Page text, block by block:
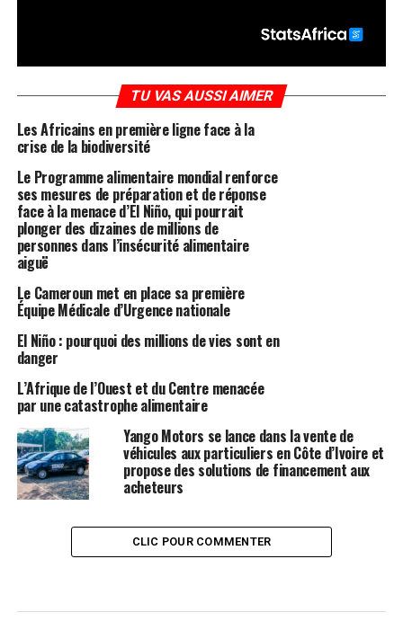
TU VAS AUSSI AIMER
Les Africains en première ligne face à la
crise de la biodiversité
Le Programme alimentaire mondial renforce
ses mesures de préparation et de réponse
face à la menace d’El Niño, qui pourrait
plonger des dizaines de millions de
personnes dans l’insécurité alimentaire
aiguë
Le Cameroun met en place sa première
Équipe Médicale d’Urgence nationale
El Niño : pourquoi des millions de vies sont en
danger
L’Afrique de l’Ouest et du Centre menacée
par une catastrophe alimentaire
Yango Motors se lance dans la vente de
véhicules aux particuliers en Côte d’Ivoire et
propose des solutions de financement aux
acheteurs
CLIC POUR COMMENTER